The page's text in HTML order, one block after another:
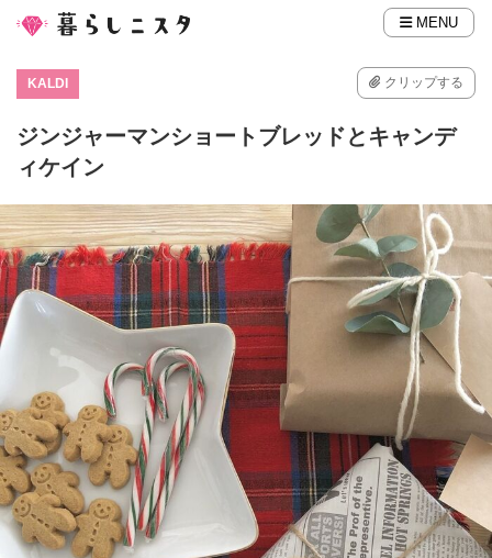
MENU
KALDI クリップする
ジンジャーマンショートブレッドとキャンデ
ィケイン